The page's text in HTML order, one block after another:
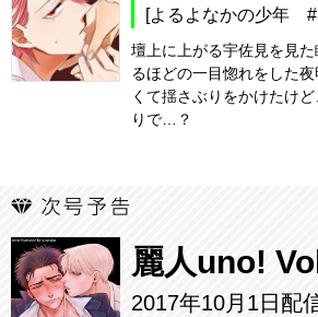
[よるよなかの少年
壇上に上がる宇佐見を見
るほどの一目惚れをした
くて揺さぶりをかけたけ
りで…？
麗人uno!
2017年10月1日配